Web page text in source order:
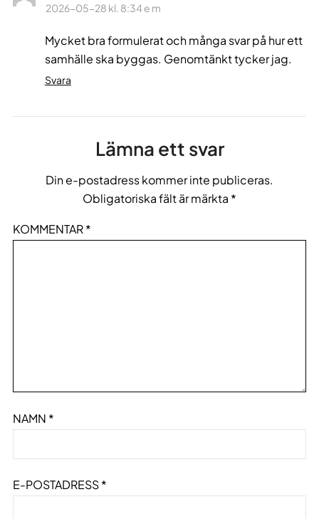
2026-05-28 kl. 8:34 e m
Mycket bra formulerat och många svar på hur ett
samhälle ska byggas. Genomtänkt tycker jag.
Svara
Lämna ett svar
Din e-postadress kommer inte publiceras.
Obligatoriska fält är märkta *
KOMMENTAR*
NAMN *
E-POSTADRESS*